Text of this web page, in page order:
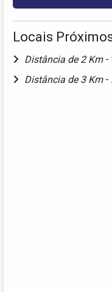
Locais
Distância de 2 Km -
Distância de 3 Km -